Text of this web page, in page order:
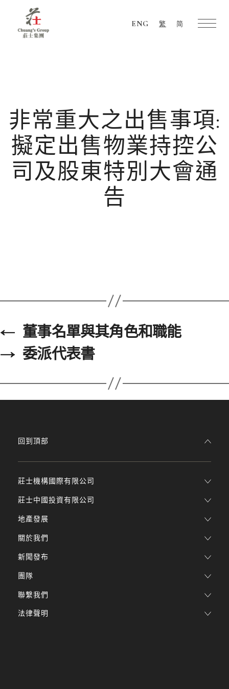
ENG 繁 简
非常重大之出售事項:
擬定出售物業持控公
司及股東特別大會通
告
← 董事名單與其角色和職能
→ 委派代表書
莊士機構國際有限公司
莊士中國投資有限公司
地產發展
關於我們
新聞發布
團隊
回到頂部
聯繫我們
法律聲明